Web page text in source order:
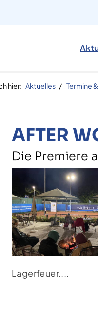
hier: Aktuelles Termine
AFTER
Die Premiere
Lagerfeuer....
Jetzt